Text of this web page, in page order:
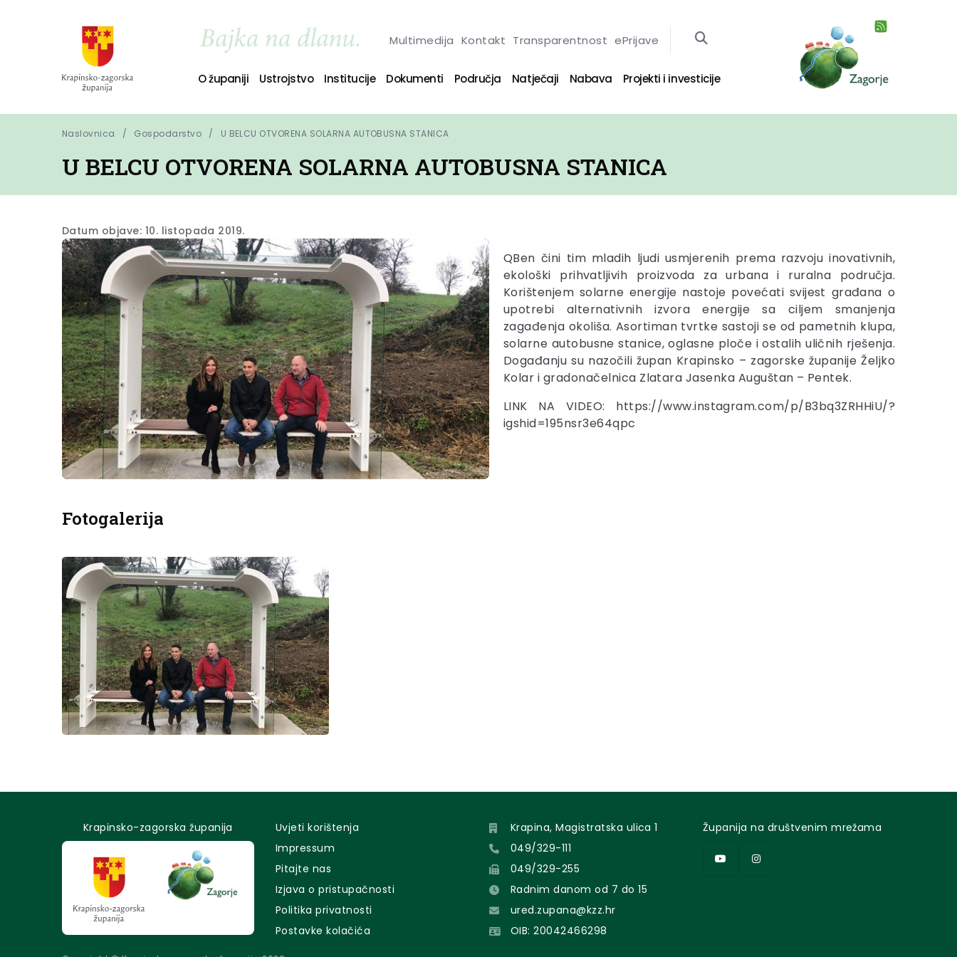
Multimedija Kontakt Transparentnost ePrijave
O županiji Ustrojstvo Institucije Dokumenti Područja Natječaji Nabava Projekti i investicije
Naslovnica Gospodarstvo U BELCU OTVORENA SOLARNA AUTOBUSNA STANICA
U BELCU OTVORENA SOLARNA AUTOBUSNA STANICA
Datum objave: 10. listopada 2019.
QBen čini tim mladih ljudi usmjerenih prema razvoju inovativnih,
ekološki prihvatljivih proizvoda za urbana i ruralna područja.
Korištenjem solarne energije nastoje povećati svijest građana o
upotrebi alternativnih izvora energije sa ciljem smanjenja
zagađenja okoliša. Asortiman tvrtke sastoji se od pametnih klupa,
solarne autobusne stanice, oglasne ploče i ostalih uličnih rješenja.
Događanju su nazočili župan Krapinsko – zagorske županije Željko
Kolar i gradonačelnica Zlatara Jasenka Auguštan – Pentek.
LINK NA VIDEO: https://www.instagram.com/p/B3bq3ZRHHiU/?
igshid=195nsr3e64qpc
Fotogalerija
Krapinsko-zagorska županija
Uvjeti korištenja
Impressum
Pitajte nas
Izjava o pristupačnosti
Politika privatnosti
Postavke kolačića
Krapina, Magistratska ulica 1
049/329-111
049/329-255
Radnim danom od 7 do 15
ured.zupana@kzz.hr
OIB: 20042466298
Županija na društvenim mrežama